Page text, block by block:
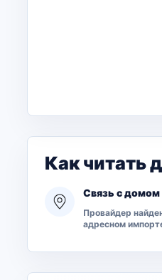
Как читать
Связь с домом
Провайдер
адресном